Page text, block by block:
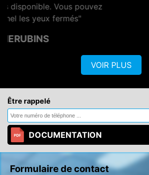
VOIR PLUS
Être rappelé
DOCUMENTATION
Formulaire de contact